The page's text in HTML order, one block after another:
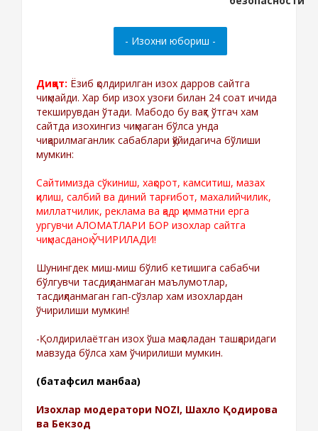
Диққат: Ёзиб қолдирилган изох дарров сайтга
чиқмайди. Хар бир изох узоғи билан 24 соат ичида
текширувдан ўтади. Мабодо бу вақт ўтгач хам
сайтда изохингиз чиқмаган бўлса унда
чиқарилмаганлик сабаблари қўйидагича бўлиши
мумкин:
Сайтимизда сўкиниш, хақорот, камситиш, мазах
қилиш, салбий ва диний тарғибот, махалийчилик,
миллатчилик, реклама ва қадр қимматни ерга
ургувчи АЛОМАТЛАРИ БОР изохлар сайтга
чиқмасданоқ ЎЧИРИЛАДИ!
Шунингдек миш-миш бўлиб кетишига сабабчи
бўлгувчи тасдиқланмаган маълумотлар,
тасдиқланмаган гап-сўзлар хам изохлардан
ўчирилиши мумкин!
-Қолдирилаётган изох ўша мақоладан ташқаридаги
мавзуда бўлса хам ўчирилиши мумкин.
(батафсил манбаа)
Изохлар модератори NOZI, Шахло Қодирова
ва Бекзод